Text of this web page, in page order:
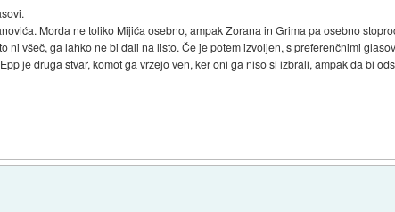
Morda ne toliko Mijića osebno, ampak Zorana in Grima pa osebno
ni všeč, ga lahko ne bi dali na listo. Če je potem izvoljen, s preferenčnimi
je druga stvar, komot ga vržejo ven, ker oni ga niso si izbrali, ampak da bi